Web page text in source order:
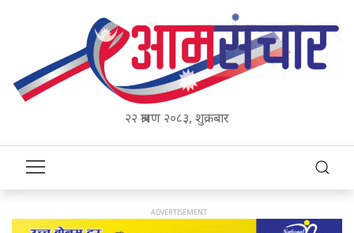
२२ श्रावण २०८३, शुक्रबार